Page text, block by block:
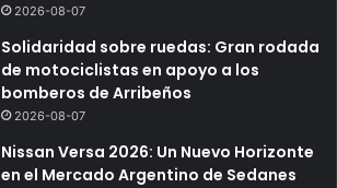
2026-08-07
Solidaridad sobre ruedas: Gran rodada
de motociclistas en apoyo a los
bomberos de Arribeños
2026-08-07
Nissan Versa 2026: Un Nuevo Horizonte
en el Mercado Argentino de Sedanes